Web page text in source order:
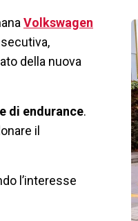
Volkswagen
della nuova
di endurance.
il
l’interesse